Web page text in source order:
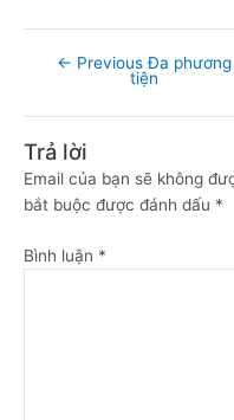
← Previous Đa phương
tiện
Trả lời
Email của bạn sẽ không
bắt buộc được đánh dấu *
Bình luận *